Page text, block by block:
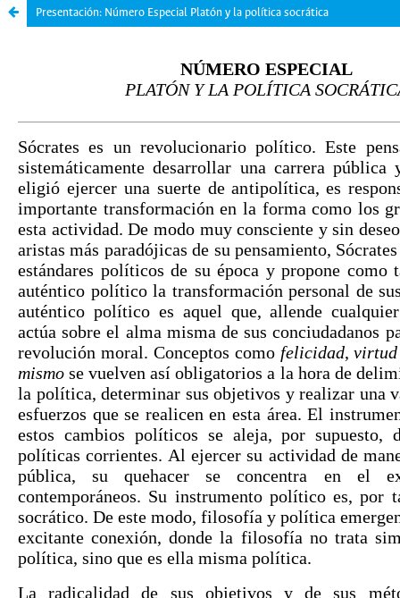
Presentación: Número Especial Platón y la política socrática